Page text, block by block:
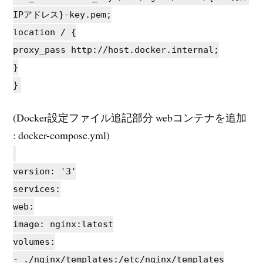
IPアドレス}-key.pem;
location / {
proxy_pass http://host.docker.internal;
}
}
(Docker設定ファイル追記部分 webコンテナを追加
: docker-compose.yml)
version: '3'
services:
web:
image: nginx:latest
volumes:
- ./nginx/templates:/etc/nginx/templates